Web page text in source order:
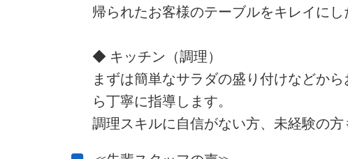
帰られたお客様のテーブルをキレイに
◆ キッチン（調理）
まずは簡単なサラダの盛り付けなどか
ら丁寧に指導します。
調理スキルに自信がない方、未経験の